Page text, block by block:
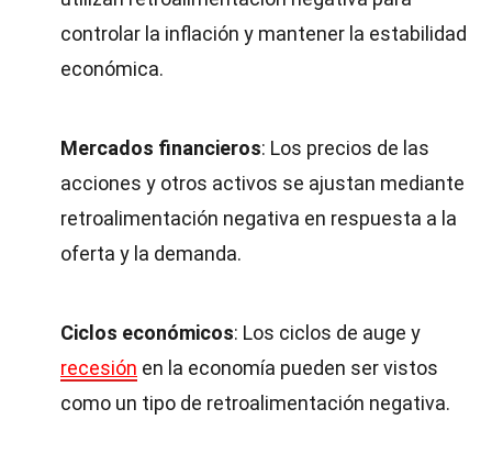
controlar la inflación y mantener la estabilidad
económica.
Mercados financieros: Los precios de las
acciones y otros activos se ajustan mediante
retroalimentación negativa en respuesta a la
oferta y la demanda.
Ciclos económicos: Los ciclos de auge y
recesión en la economía pueden ser vistos
como un tipo de retroalimentación negativa.